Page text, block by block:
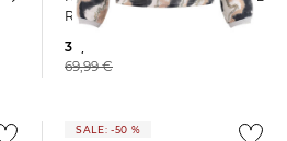
REEF V-NECK
30,00 €
69,99 €
SALE: -50 %